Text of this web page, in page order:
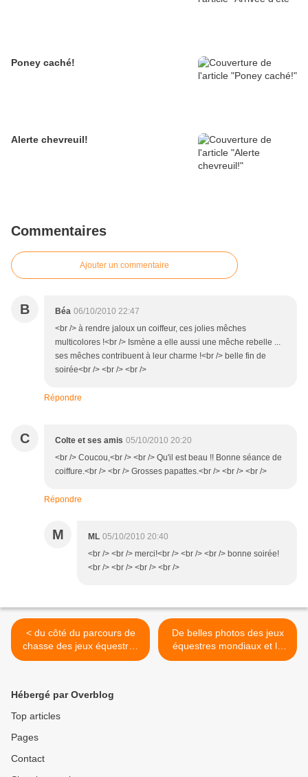
Poney caché!
Alerte chevreuil!
Commentaires
Ajouter un commentaire
B Béa 06/10/2010 22:47
<br /> à rendre jaloux un coiffeur, ces jolies mêches
multicolores !<br /> Ismène a elle aussi une mêche rebelle ...
ses mêches contribuent à leur charme !<br /> belle fin de
soirée<br /> <br /> <br />
Répondre
C Colte et ses amis 05/10/2010 20:20
<br /> Coucou,<br /> <br /> Qu'il est beau !! Bonne séance de
coiffure.<br /> <br /> Grosses papattes.<br /> <br /> <br />
Répondre
M ML 05/10/2010 20:40
<br /> <br /> merci!<br /> <br /> <br /> bonne soirée!
<br /> <br /> <br /> <br />
< du côté du parcours de
chasse des jeux équestres
mondiaux...
De belles photos des jeux
équestres mondiaux et la
suite des épreuves de saut
Hébergé par Overblog
Top articles
Pages
Contact